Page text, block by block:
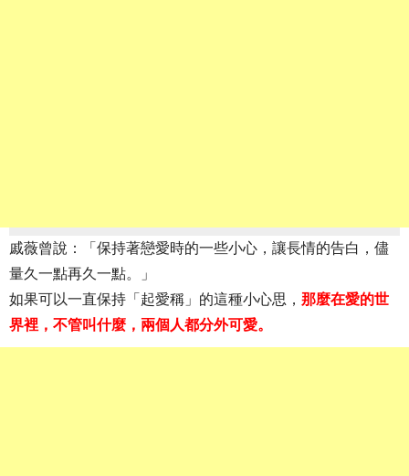
戚薇曾說：「保持著戀愛時的一些小心，讓長情的告白，儘
量久一點再久一點。」
如果可以一直保持「起愛稱」的這種小心思， 那麼在愛的世
界裡，不管叫什麼，兩個人都分外可愛。